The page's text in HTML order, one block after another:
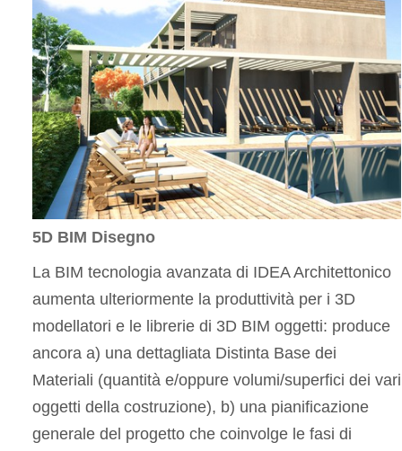
5D BIM Disegno
La BIM tecnologia avanzata di IDEA Architettonico
aumenta ulteriormente la produttività per i 3D
modellatori e le librerie di 3D BIM oggetti: produce
ancora a) una dettagliata Distinta Base dei
Materiali (quantità e/oppure volumi/superfici dei vari
oggetti della costruzione), b) una pianificazione
generale del progetto che coinvolge le fasi di